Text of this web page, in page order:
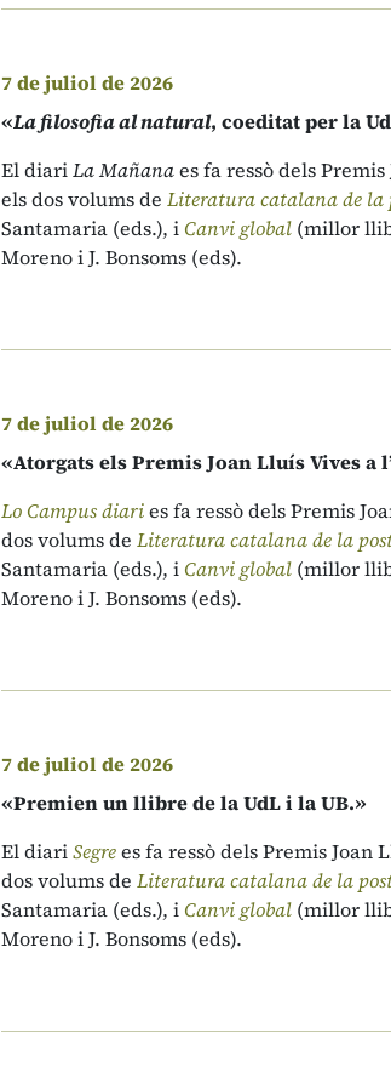
7 de juliol de 2026
«La filosofia al natural, coeditat per la
El diariLa Mañanaes fa ressò dels
els dos volums de Literatura catalana de la
Santamaria (eds.), iCanvi global (millor
Moreno i J. Bonsoms (eds).
7 de juliol de 2026
«Atorgats els Premis Joan Lluís Vives a
Lo Campus diaries fa ressò dels Premis
dos volums de Literatura catalana de la
Santamaria (eds.), iCanvi global (millor
Moreno i J. Bonsoms (eds).
7 de juliol de 2026
«Premien un llibre de la UdL i la UB.»
El diariSegrees fa ressò dels Premis Joan
dos volums de Literatura catalana de la
Santamaria (eds.), iCanvi global (millor
Moreno i J. Bonsoms (eds).